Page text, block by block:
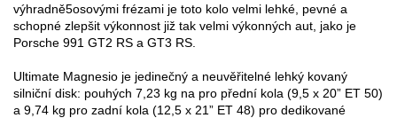
Kariéra
GPSR
výhradně5osovými frézami je toto kolo velmi lehké, pevné a
schopné zlepšit výkonnost již tak velmi výkonných aut, jako je
Porsche 991 GT2 RS a GT3 RS.
Ultimate Magnesio je jedinečný a neuvěřitelné lehký kovaný
silniční disk: pouhých 7,23 kg na pro přední kola (9,5 x 20” ET 50)
a 9,74 kg pro zadní kola (12,5 x 21” ET 48) pro dedikované